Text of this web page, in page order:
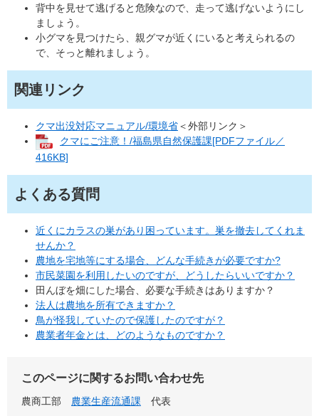
背中を見せて逃げると危険なので、走って逃げないようにし
ましょう。
小グマを見つけたら、親グマが近くにいると考えられるの
で、そっと離れましょう。
関連リンク
クマ出没対応マニュアル/環境省＜外部リンク＞
クマにご注意！/福島県自然保護課[PDFファイル／
416KB]
よくある質問
近くにカラスの巣があり困っています。巣を撤去してくれま
せんか？
農地を宅地等にする場合、どんな手続きが必要ですか?
市民菜園を利用したいのですが、どうしたらいいですか？
田んぼを畑にした場合、必要な手続きはありますか？
法人は農地を所有できますか？
鳥が怪我していたので保護したのですが？
農業者年金とは、どのようなものですか？
このページに関するお問い合わせ先
農商工部 農業生産流通課
代表